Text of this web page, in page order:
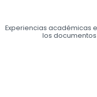
Experiencias académicas
los documentos